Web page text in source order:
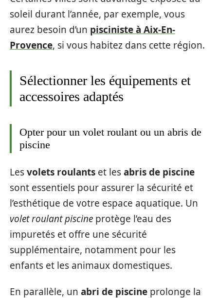
soleil durant l’année, par exemple, vous
aurez besoin d’un pisciniste à Aix-En-
Provence, si vous habitez dans cette région.
Sélectionner les équipements et
accessoires adaptés
Opter pour un volet roulant ou un abris de
piscine
Lesvolets roulants et lesabris de piscine
sont essentiels pour assurer la sécurité et
l’esthétique de votre espace aquatique. Un
volet roulant piscine protège l’eau des
impuretés et offre une sécurité
supplémentaire, notamment pour les
enfants et les animaux domestiques.
En parallèle, un abri de piscine prolonge la